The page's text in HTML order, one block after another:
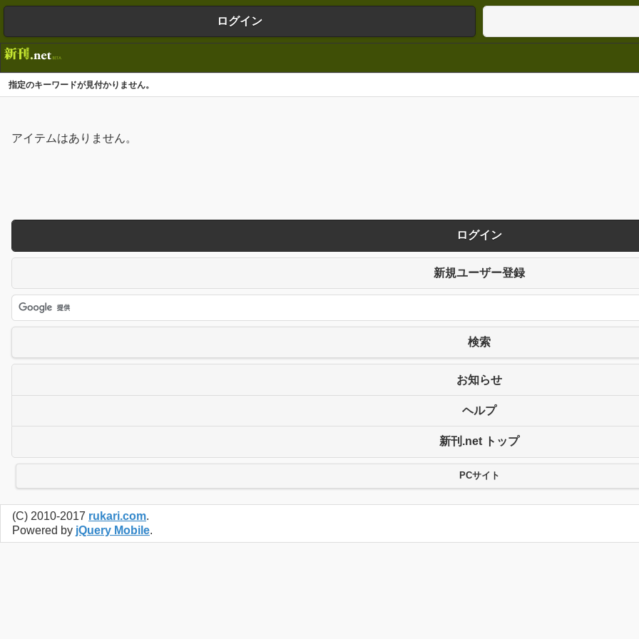
ログイン
指定のキーワードが見付かりません。
アイテムはありません。
ログイン
新規ユーザー登録
検索
お知らせ
ヘルプ
新刊.net トップ
PCサイト
(C) 2010-2017 rukari.com.
Powered by jQuery Mobile.